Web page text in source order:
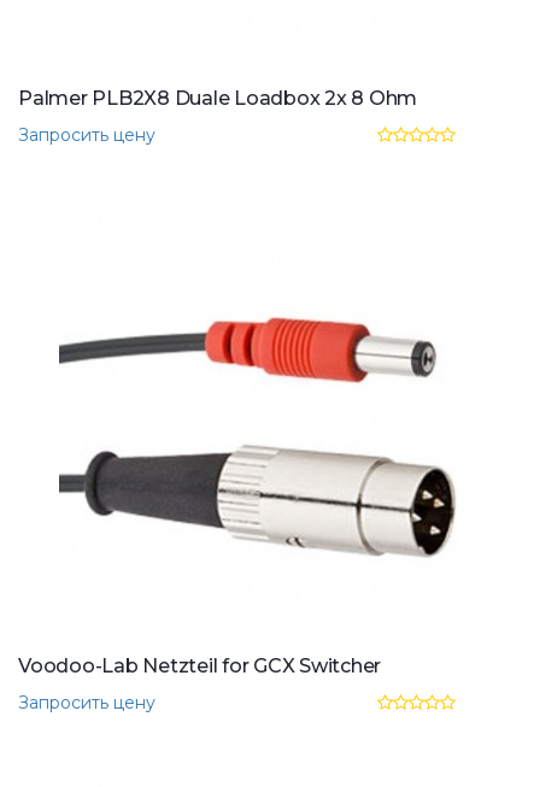
Palmer PLB2X8 Duale Loadbox 2x 8 Ohm
Запросить цену
Voodoo-Lab Netzteil for GCX Switcher
Запросить цену